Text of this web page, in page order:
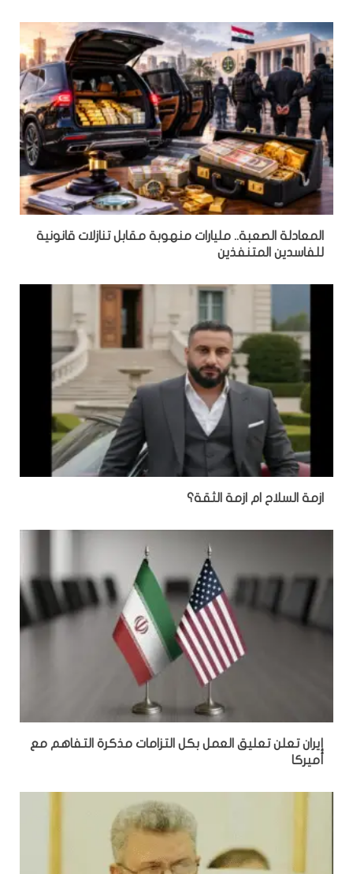
المعادلة الصعبة.. مليارات منهوبة مقابل تنازلات قانونية
للفاسدين المتنفذين
‏ازمة السلاح ام ازمة الثقة؟
إيران تعلن تعليق العمل بكل التزامات مذكرة التفاهم مع
أميركا